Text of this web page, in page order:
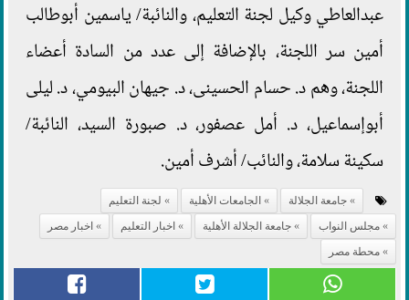
عبدالعاطي وكيل لجنة التعليم، والنائبة/ ياسمين أبوطالب
أمين سر اللجنة، بالإضافة إلى عدد من السادة أعضاء
اللجنة، وهم د. حسام الحسينى، د. جيهان البيومي، د. ليلى
أبوإسماعيل، د. أمل عصفور، د. صبورة السيد، النائبة/
سكينة سلامة، والنائب/ أشرف أمين.
جامعة الجلالة الجامعات الأهلية
لجنة التعليم
مجلس النواب
جامعة الجلالة الأهلية اخبار التعليم
اخبار مصر
محطة مصر